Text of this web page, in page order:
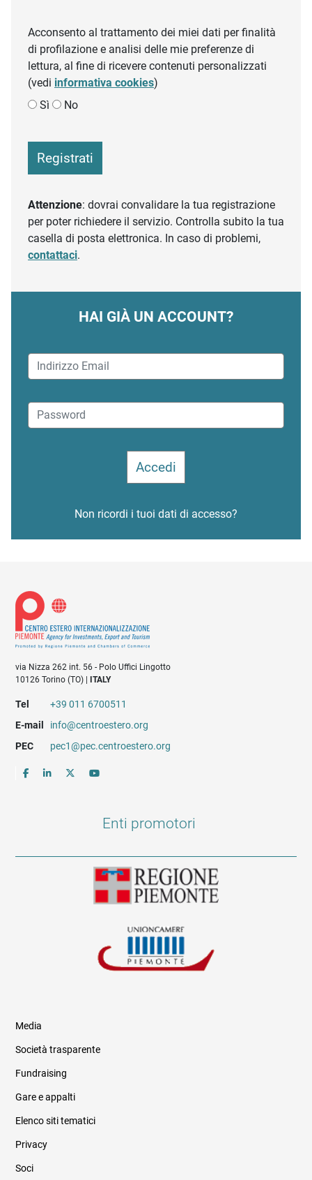
Acconsento al trattamento dei miei dati per finalità
di profilazione e analisi delle mie preferenze di
lettura, al fine di ricevere contenuti personalizzati
(vedi informativa cookies)
Sì
No
Registrati
Attenzione: dovrai convalidare la tua registrazione
per poter richiedere il servizio. Controlla subito la tua
casella di posta elettronica. In caso di problemi,
contattaci.
HAI GIÀ UN ACCOUNT?
Non ricordi i tuoi dati di accesso?
via Nizza 262 int. 56 - Polo Uffici Lingotto
10126 Torino (TO) |
ITALY
Tel
+39 011 6700511
E-mail
info@centroestero.org
PEC
pec1@pec.centroestero.org
Enti promotori
Informazioni legali e trasparenza
Media
Società trasparente
Fundraising
Gare e appalti
Elenco siti tematici
Privacy
Soci